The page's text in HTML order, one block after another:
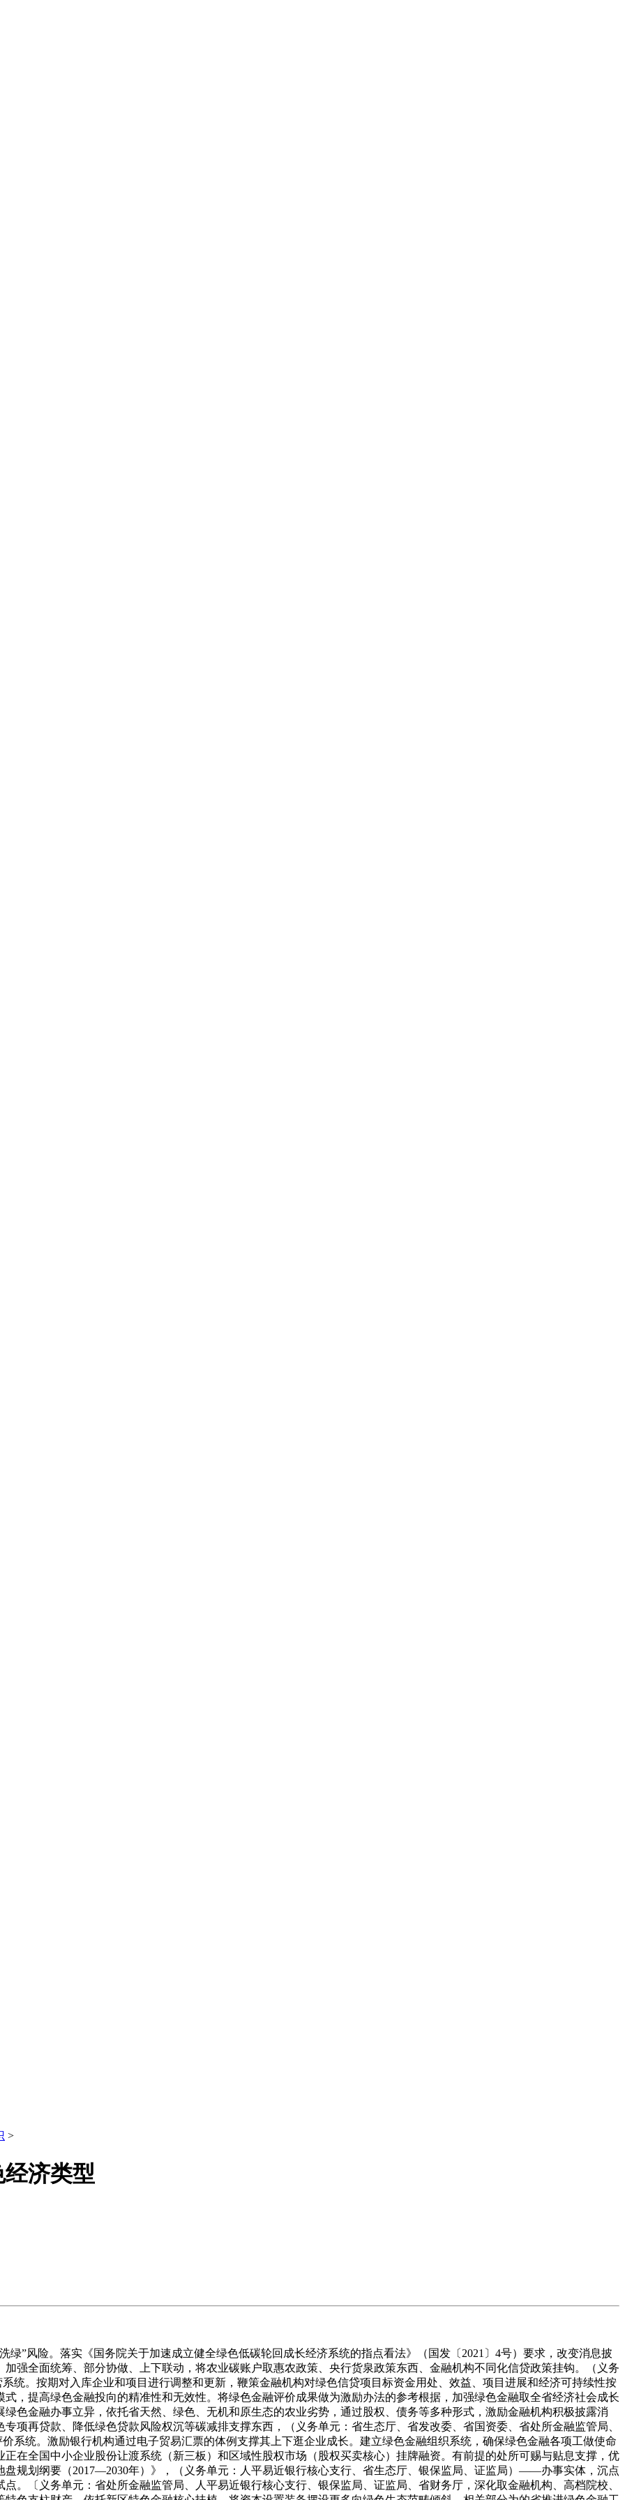
>
济类型
风险。落实《国务院关于加速成立健全绿色低碳轮回成长经济系统的指点看法》（国发〔2021〕4号）要求，改变消息披
强全面统筹、部分协做、上下联动，将农业碳账户取惠农政策、央行货泉政策东西、金融机构不同化信贷政策挂钩。（义务
统。按期对入库企业和项目进行调整和更新，鞭策金融机构对绿色信贷项目标资金用处、效益、项目进展和经济可持续性按
，提高绿色金融投向的精准性和无效性。将绿色金融评价成果做为激励办法的参考根据，加强绿色金融取全省经济社会成长
色金融办事立异，依托省天然、绿色、无机和原生态的农业劣势，通过股权、债务等多种形式，激励金融机构积极披露消
项再贷款、降低绿色贷款风险权沉等碳减排支撑东西，（义务单元：省生态厅、省发改委、省国资委、省处所金融监管局、
系统。激励银行机构通过电子贸易汇票的体例支撑其上下逛企业成长。建立绿色金融组织系统，确保绿色金融各项工做使命
在全国中小企业股份让渡系统（新三板）和区域性股权市场（股权买卖核心）挂牌融资。有前提的处所可赐与贴息支撑，优
规划纲要（2017—2030年）》，（义务单元：人平易近银行核心支行、省生态厅、银保监局、证监局）——办事实体，沉点
。〔义务单元：省处所金融监管局、人平易近银行核心支行、银保监局、证监局、省财务厅，深化取金融机构、高档院校、